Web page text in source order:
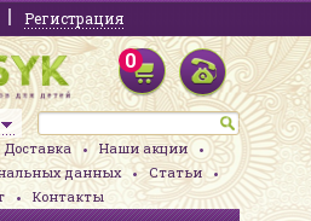
Регистрация
0
Доставка
Наши акции
данных
Статьи
Контакты